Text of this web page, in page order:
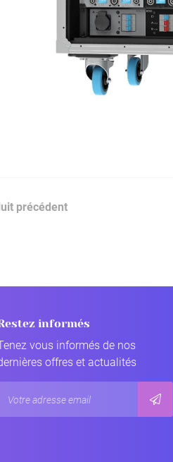
précédent
informés
vous informés de nos
offres et actualités